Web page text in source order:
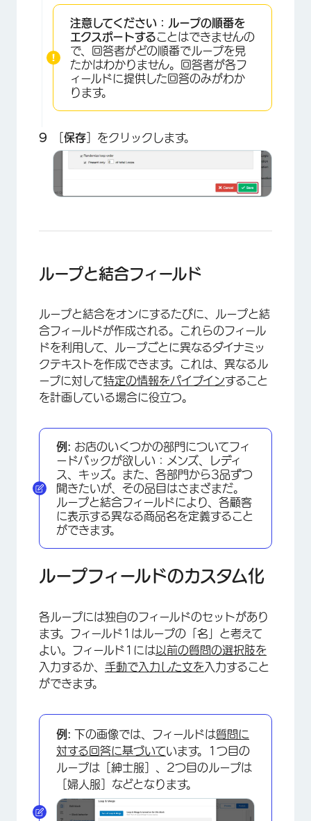
×
×
注意してください：
ループの順番を
エクスポートすることはできませんの
で、回答者がどの順番でループを見
たかはわかりません。回答者が各フ
ィールドに提供した回答のみがわか
ります。
保存 ］をクリックします。
×
ループと結合フィールド
ループと結合をオンにするたびに、ループと結
合フィールドが作成される。これらのフィール
ドを利用して、ループごとに異なるダイナミッ
クテキストを作成できます。これは、異なるル
ープに対して特定の情報をパイプインすること
を計画している場合に役立つ。
例: お店のいくつかの部門についてフィ
ードバックが欲しい：メンズ、レディ
ス、キッズ。また、各部門から3品ずつ
聞きたいが、その品目はさまざまだ。
ループと結合フィールドにより、各顧客
に表示する異なる商品名を定義すること
ができます。
ループフィールドのカスタム化
各ループには独自のフィールドのセットがあり
ます。フィールド1はループの「名」と考えて
よい。フィールド1には 以前の質問の選択肢を
入力するか、 手動で入力した文を入力すること
ができます。
例: 下の画像では、フィールドは質問に
対する回答に基づいています。1つ目の
ループは［紳士服］、2つ目のループは
［婦人服］などとなります。